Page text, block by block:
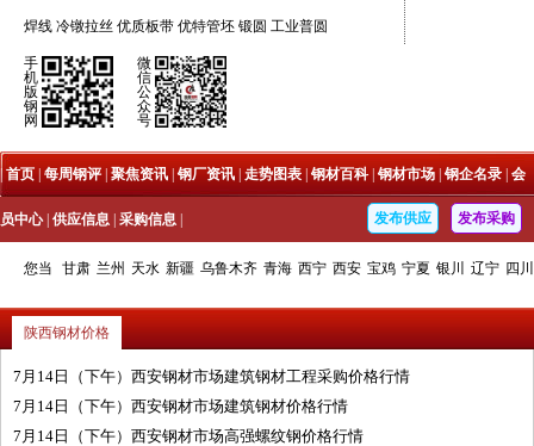
焊线 冷镦拉丝 优质板带 优特管坯 锻圆 工业普圆
手
机
版
钢
网
微
信
公
众
号
| 首页 每周钢评 聚焦资讯 钢厂资讯 走势图表 钢材百科| 钢材市场 钢企名录 会
员中心| 供应信息 采购信息 发布供应 发布采购
甘肃 兰州 天水 新疆 乌鲁木齐 青海 西宁 西安 宝鸡 宁夏 银川 辽宁 四川
您当
陕西钢材价格
7月14日（下午）西安钢材市场建筑钢材工程采购价格行情
7月14日（下午）西安钢材市场建筑钢材价格行情
7月14日（下午）西安钢材市场高强螺纹钢价格行情